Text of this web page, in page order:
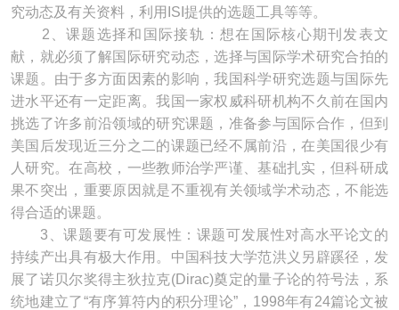
究动态及有关资料，利用ISI提供的选题工具等等。
2、课题选择和国际接轨：想在国际核心期刊发表文
献，就必须了解国际研究动态，选择与国际学术研究合拍的
课题。由于多方面因素的影响，我国科学研究选题与国际先
进水平还有一定距离。我国一家权威科研机构不久前在国内
挑选了许多前沿领域的研究课题，准备参与国际合作，但到
美国后发现近三分之二的课题已经不属前沿，在美国很少有
人研究。在高校，一些教师治学严谨、基础扎实，但科研成
果不突出，重要原因就是不重视有关领域学术动态，不能选
得合适的课题。
3、课题要有可发展性：课题可发展性对高水平论文的
持续产出具有极大作用。中国科技大学范洪义另辟蹊径，发
展了诺贝尔奖得主狄拉克(Dirac)奠定的量子论的符号法，系
统地建立了“有序算符内的积分理论”，1998年有24篇论文被